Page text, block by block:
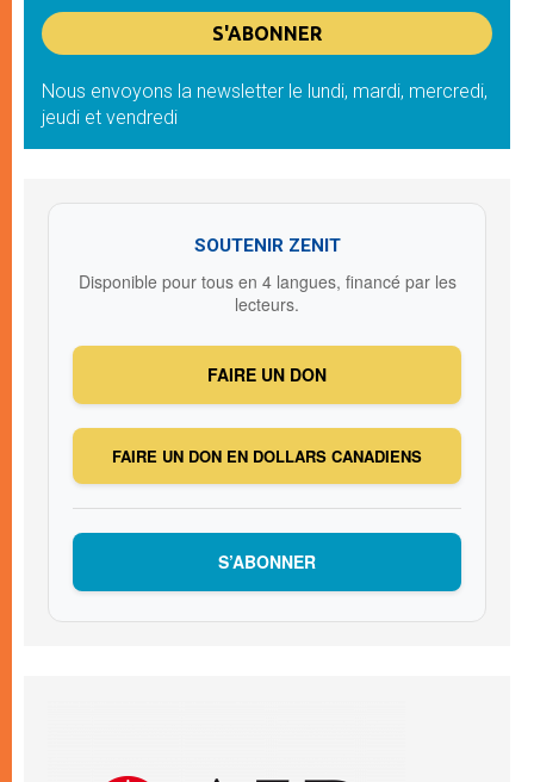
Nous envoyons la newsletter le lundi, mardi, mercredi,
jeudi et vendredi
SOUTENIR ZENIT
Disponible pour tous en 4 langues, financé par les
lecteurs.
FAIRE UN DON
FAIRE UN DON EN DOLLARS CANADIENS
S’ABONNER